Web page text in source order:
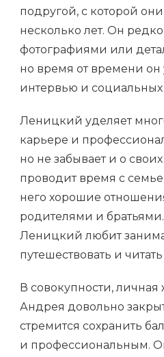
подругой, с которой
несколько лет. Он
фотографиями или
но время от времени он
интервью и социальных
Леницкий уделяет
карьере и
но не забывает и о
проводит время с
него хорошие
родителями и
Леницкий любит
путешествовать и
В совокупности,
Андрея довольно
стремится сохранить
и профессиональным.